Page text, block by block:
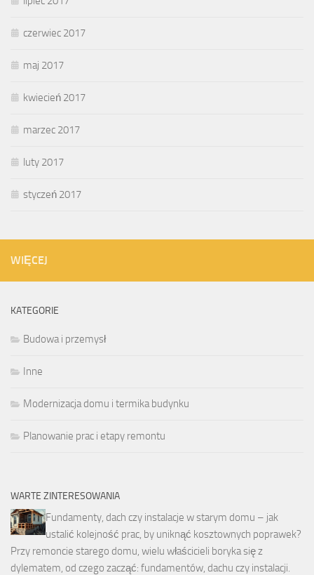
czerwiec 2017
maj 2017
kwiecień 2017
marzec 2017
luty 2017
styczeń 2017
WIĘCEJ
KATEGORIE
Budowa i przemysł
Inne
Modernizacja domu i termika budynku
Planowanie prac i etapy remontu
WARTE ZINTERESOWANIA
Fundamenty, dach czy instalacje w starym domu – jak
ustalić kolejność prac, by uniknąć kosztownych poprawek?
Przy remoncie starego domu, wielu właścicieli boryka się z
dylematem, od czego zacząć: fundamentów, dachu czy instalacji.